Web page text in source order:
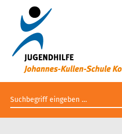
Suchbegriff eingeben